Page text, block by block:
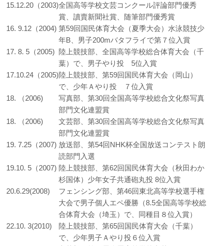
15.12.20（2003)全国高等学校文芸コンクール評論部門優秀
賞、讀賣新聞社賞、随筆部門優秀賞
16. 9.12（2004) 第59回国民体育大会（夏季大会）水泳競技少
年B、男子200mバタフライで第７位入賞
17. 8. 5（2005) 陸上競技部、全国高等学校総合体育大会（千
葉）で、男子やり投 5位入賞
17.10.24（2005)陸上競技部、第59回国民体育大会（岡山）
で、少年Ａやり投 ７位入賞
18. （2006)
写真部、第30回全国高等学校総合文化祭写真
部門文化連盟賞
18. （2006)
文芸部、第30回全国高等学校総合文化祭写真
部門文化連盟賞
19. 7.25（2007) 放送部、第54回NHK杯全国放送コンテスト朗
読部門入選
19.10. 5（2007) 陸上競技部、第62回国民体育大会（秋田わか
杉国体）少年女子共通砲丸投 8位入賞
20.6.29(2008)
フェンシング部、第46回東北高等学校選手権
大会で男子個人エペ優勝（8.5全国高等学校総
合体育大会（埼玉）で、同種目８位入賞）
22.10. 3(2010)
陸上競技部、第65回国民体育大会（千葉）
で、少年男子Ａやり投６位入賞